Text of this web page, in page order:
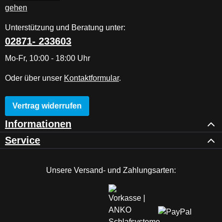
Unterstützung und Beratung unter:
02871- 233603
Mo-Fr, 10:00 - 18:00 Uhr
Oder über unser Kontaktformular.
Vertrag widerrufen
Informationen
Service
Unsere Versand- und Zahlungsarten: